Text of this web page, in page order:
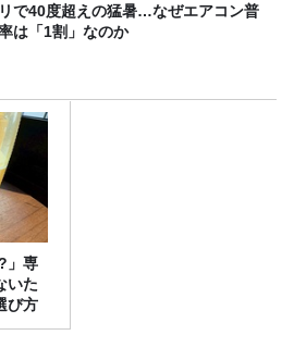
で40度超えの猛暑…なぜエアコン普
は「1割」なのか
」専
いた
び方